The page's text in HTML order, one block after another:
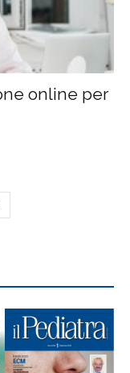
online per